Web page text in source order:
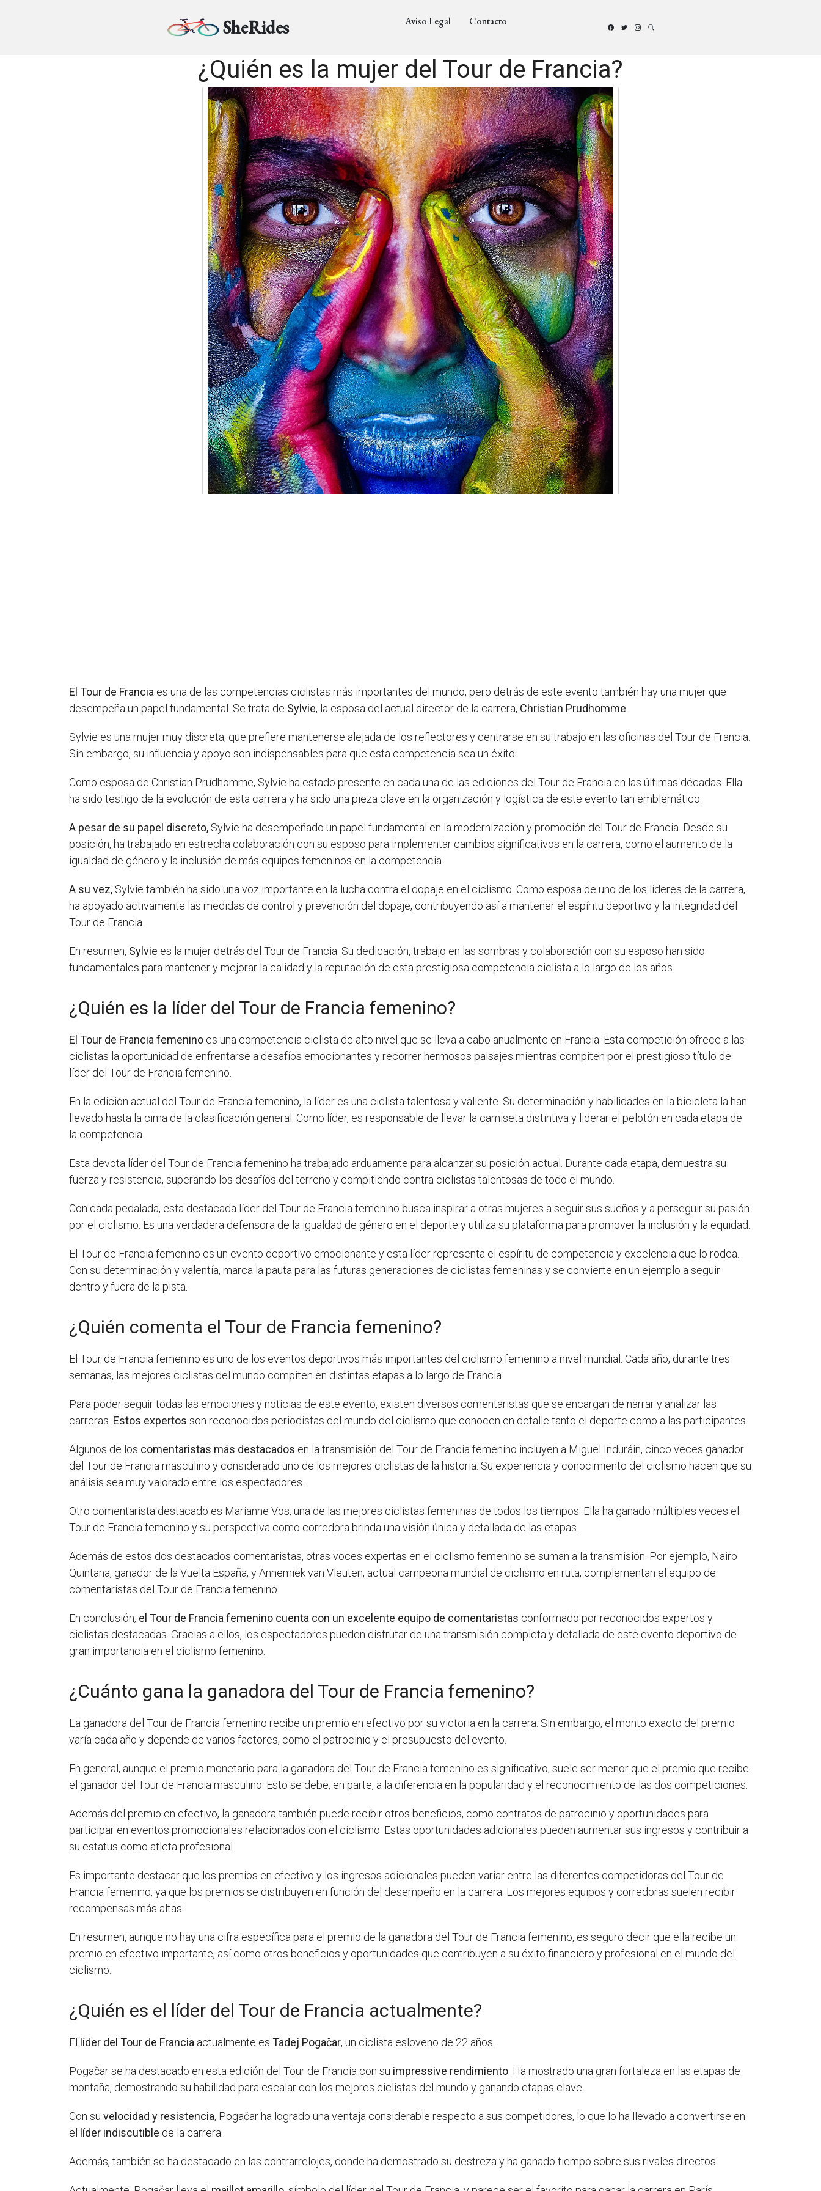
SheRides Aviso Legal Contacto
¿Quién es la mujer del Tour de Francia?
El Tour de Francia es una de las competencias ciclistas más importantes del mundo, pero detrás de este evento también hay una mujer que
desempeña un papel fundamental. Se trata de Sylvie, la esposa del actual director de la carrera, Christian Prudhomme
Sylvie es una mujer muy discreta, que prefiere mantenerse alejada de los reflectores y centrarse en su trabajo en las oficinas del Tour de Francia.
Sin embargo, su influencia y apoyo son indispensables para que esta competencia sea un éxito.
Como esposa de Christian Prudhomme, Sylvie ha estado presente en cada una de las ediciones del Tour de Francia en las últimas décadas. Ella
ha sido testigo de la evolución de esta carrera y ha sido una pieza clave en la organización y logística de este evento tan emblemático.
A pesar de su papel discreto, Sylvie ha desempeñado un papel fundamental en la modernización y promoción del Tour de Francia. Desde su
posición, ha trabajado en estrecha colaboración con su esposo para implementar cambios significativos en la carrera, como el aumento de la
igualdad de género y la inclusión de más equipos femeninos en la competencia.
A su vez, Sylvie también ha sido una voz importante en la lucha contra el dopaje en el ciclismo. Como esposa de uno de los líderes de la carrera,
ha apoyado activamente las medidas de control y prevención del dopaje, contribuyendo así a mantener el espíritu deportivo y la integridad del
Tour de Francia.
En resumen, Sylvie es la mujer detrás del Tour de Francia. Su dedicación, trabajo en las sombras y colaboración con su esposo han sido
fundamentales para mantener y mejorar la calidad y la reputación de esta prestigiosa competencia ciclista a lo largo de los años.
¿Quién es la líder del Tour de Francia femenino?
El Tour de Francia femenino es una competencia ciclista de alto nivel que se lleva a cabo anualmente en Francia. Esta competición ofrece a las
ciclistas la oportunidad de enfrentarse a desafíos emocionantes y recorrer hermosos paisajes mientras compiten por el prestigioso título de
líder del Tour de Francia femenino.
En la edición actual del Tour de Francia femenino, la líder es una ciclista talentosa y valiente. Su determinación y habilidades en la bicicleta la han
llevado hasta la cima de la clasificación general. Como líder, es responsable de llevar la camiseta distintiva y liderar el pelotón en cada etapa de
la competencia.
Esta devota líder del Tour de Francia femenino ha trabajado arduamente para alcanzar su posición actual. Durante cada etapa, demuestra su
fuerza y resistencia, superando los desafíos del terreno y compitiendo contra ciclistas talentosas de todo el mundo.
Con cada pedalada, esta destacada líder del Tour de Francia femenino busca inspirar a otras mujeres a seguir sus sueños y a perseguir su pasión
por el ciclismo. Es una verdadera defensora de la igualdad de género en el deporte y utiliza su plataforma para promover la inclusión y la equidad.
El Tour de Francia femenino es un evento deportivo emocionante y esta líder representa el espíritu de competencia y excelencia que lo rodea.
Con su determinación y valentía, marca la pauta para las futuras generaciones de ciclistas femeninas y se convierte en un ejemplo a seguir
dentro y fuera de la pista.
¿Quién comenta el Tour de Francia femenino?
El Tour de Francia femenino es uno de los eventos deportivos más importantes del ciclismo femenino a nivel mundial. Cada año, durante tres
semanas, las mejores ciclistas del mundo compiten en distintas etapas a lo largo de Francia.
Para poder seguir todas las emociones y noticias de este evento, existen diversos comentaristas que se encargan de narrar y analizar las
carreras. Estos expertos son reconocidos periodistas del mundo del ciclismo que conocen en detalle tanto el deporte como a las participantes.
Algunos de los comentaristas más destacados en la transmisión del Tour de Francia femenino incluyen a Miguel Induráin, cinco veces ganador
del Tour de Francia masculino y considerado uno de los mejores ciclistas de la historia. Su experiencia y conocimiento del ciclismo hacen que su
análisis sea muy valorado entre los espectadores.
Otro comentarista destacado es Marianne Vos, una de las mejores ciclistas femeninas de todos los tiempos. Ella ha ganado múltiples veces el
Tour de Francia femenino y su perspectiva como corredora brinda una visión única y detallada de las etapas.
Además de estos dos destacados comentaristas, otras voces expertas en el ciclismo femenino se suman a la transmisión. Por ejemplo, Nairo
Quintana, ganador de la Vuelta España, y Annemiek van Vleuten, actual campeona mundial de ciclismo en ruta, complementan el equipo de
comentaristas del Tour de Francia femenino.
En conclusión, el Tour de Francia femenino cuenta con un excelente equipo de comentaristas conformado por reconocidos expertos y
ciclistas destacadas. Gracias a ellos, los espectadores pueden disfrutar de una transmisión completa y detallada de este evento deportivo de
gran importancia en el ciclismo femenino.
¿Cuánto gana la ganadora del Tour de Francia femenino?
La ganadora del Tour de Francia femenino recibe un premio en efectivo por su victoria en la carrera. Sin embargo, el monto exacto del premio
varía cada año y depende de varios factores, como el patrocinio y el presupuesto del evento.
En general, aunque el premio monetario para la ganadora del Tour de Francia femenino es significativo, suele ser menor que el premio que recibe
el ganador del Tour de Francia masculino. Esto se debe, en parte, a la diferencia en la popularidad y el reconocimiento de las dos competiciones.
Además del premio en efectivo, la ganadora también puede recibir otros beneficios, como contratos de patrocinio y oportunidades para
participar en eventos promocionales relacionados con el ciclismo. Estas oportunidades adicionales pueden aumentar sus ingresos y contribuir a
su estatus como atleta profesional.
Es importante destacar que los premios en efectivo y los ingresos adicionales pueden variar entre las diferentes competidoras del Tour de
Francia femenino, ya que los premios se distribuyen en función del desempeño en la carrera. Los mejores equipos y corredoras suelen recibir
recompensas más altas.
En resumen, aunque no hay una cifra específica para el premio de la ganadora del Tour de Francia femenino, es seguro decir que ella recibe un
premio en efectivo importante, así como otros beneficios y oportunidades que contribuyen a su éxito financiero y profesional en el mundo del
ciclismo.
¿Quién es el líder del Tour de Francia actualmente?
El líder del Tour de Francia actualmente esTadej Pogačar, un ciclista esloveno de 22 años.
Pogačar se ha destacado en esta edición del Tour de Francia con su impressive rendimiento . Ha mostrado una gran fortaleza en las etapas de
montaña, demostrando su habilidad para escalar con los mejores ciclistas del mundo y ganando etapas clave.
Con suvelocidad y resistencia, Pogačar ha logrado una ventaja considerable respecto a sus competidores, lo que lo ha llevado a convertirse en
el líder indiscutible de la carrera.
Además, también se ha destacado en las contrarrelojes, donde ha demostrado su destreza y ha ganado tiempo sobre sus rivales directos.